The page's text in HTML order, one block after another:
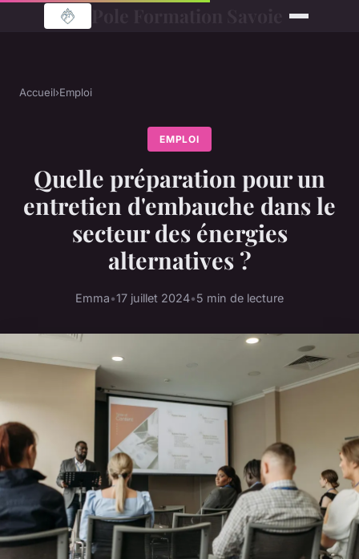
Accueil›Emploi
EMPLOI
Quelle préparation pour un
entretien d'embauche dans le
secteur des énergies
alternatives ?
Emma•17 juillet 2024•5 min de lecture